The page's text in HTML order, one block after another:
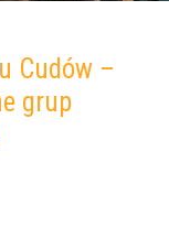
Cudów –
grup